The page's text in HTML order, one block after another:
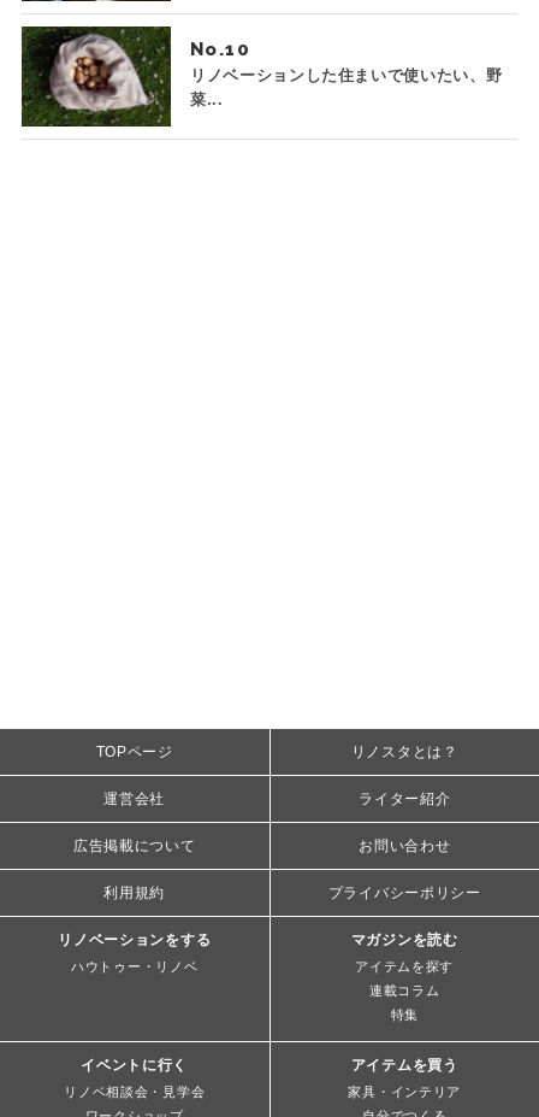
No.
リノベーションした住まいで使いたい、野
菜...
TOPページ リノスタとは？
運営会社 ライター紹介
広告掲載について お問い合わせ
利用規約 プライバシーポリシー
リノベーションをする
ハウトゥー・リノベ
マガジンを読む
アイテムを探す
連載コラム
特集
イベントに行く
リノベ相談会・見学会
アイテムを買う
家具・インテリア